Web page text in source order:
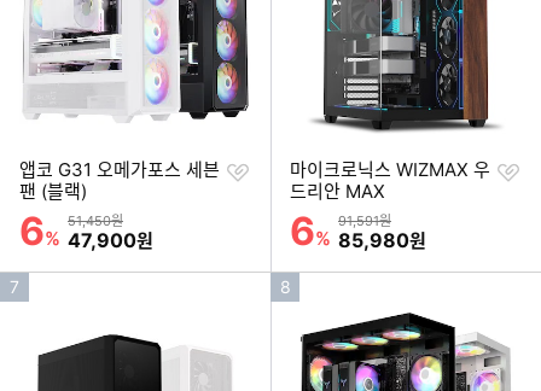
앱코 G31 오메가포스 세븐
팬 (블랙)
할인률
6%
상품금액
51,450원
할인금액
47,900원
찜
마이크로닉스 WIZMAX 우
드리안 MAX
할인률
6%
상품금액
91,591원
할인금액
85,980원
찜
인
7
인
8